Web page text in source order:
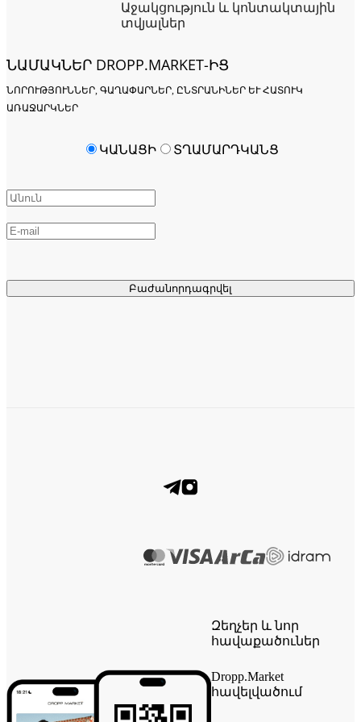
Աջակցություն և կոնտակտային
տվյալներ
ՆԱՄԱԿՆԵՐ DROPP.MARKET-ԻՑ
ՆՈՐՈՒԹՅՈՒՆՆԵՐ, ԳԱՂԱՓԱՐՆԵՐ, ԸՆՏՐԱՆԻՆԵՐ ԵՒ ՀԱՏՈՒԿ Ա
ՌԱՋԱՐԿՆԵՐ
Բաժանորդագրվել
ԿԱՆԱՑԻ ՏՂԱՄԱՐԴԿԱՆՑ
Զեղչեր և նոր
հավաքածուներ
Dropp.Market
հավելվածում